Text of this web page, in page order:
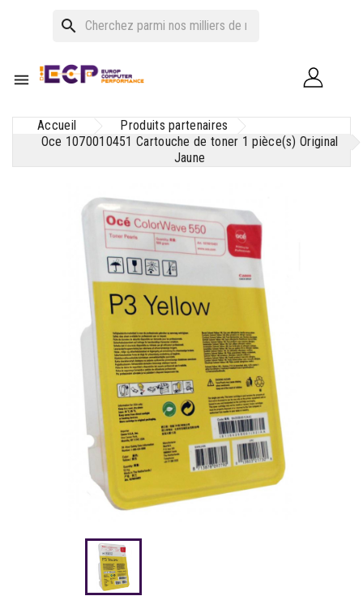
search

Accueil
Produits partenaires
Oce 1070010451 Cartouche de toner 1 pièce(s) Original
Jaune